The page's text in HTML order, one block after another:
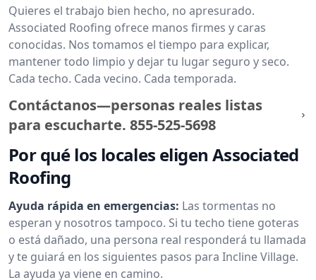
Quieres el trabajo bien hecho, no apresurado.
Associated Roofing ofrece manos firmes y caras
conocidas. Nos tomamos el tiempo para explicar,
mantener todo limpio y dejar tu lugar seguro y seco.
Cada techo. Cada vecino. Cada temporada.
Contáctanos—personas reales listas
para escucharte. 855-525-5698
Por qué los locales eligen Associated
Roofing
Ayuda rápida en emergencias: Las tormentas no
esperan y nosotros tampoco. Si tu techo tiene goteras
o está dañado, una persona real responderá tu llamada
y te guiará en los siguientes pasos para Incline Village.
La ayuda ya viene en camino.